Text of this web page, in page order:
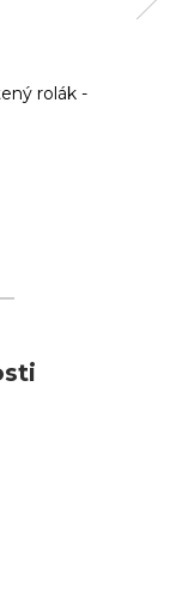
rolák -